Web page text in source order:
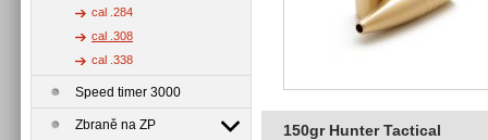
cal .284
cal .308
cal .338
Speed timer 3000
Zbraně na ZP 150gr Hunter Tactical